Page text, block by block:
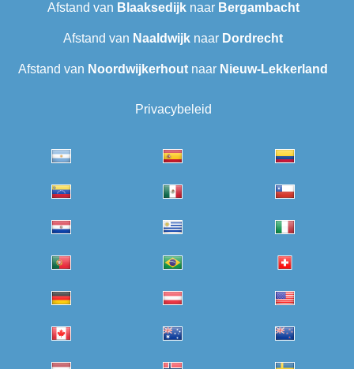
Afstand van Blaaksedijknaar Bergambacht
Afstand van Naaldwijk naar Dordrecht
Afstand van Noordwijkerhout naar Nieuw-Lekkerland
Privacybeleid